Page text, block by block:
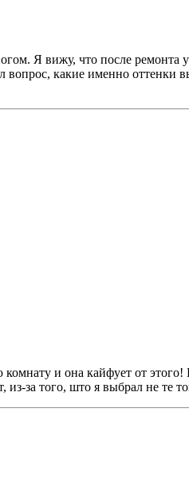
Я вижу, что после ремонта у
вопрос, какие именно оттенки
комнату и она кайфует от
за того, што я выбрал не те